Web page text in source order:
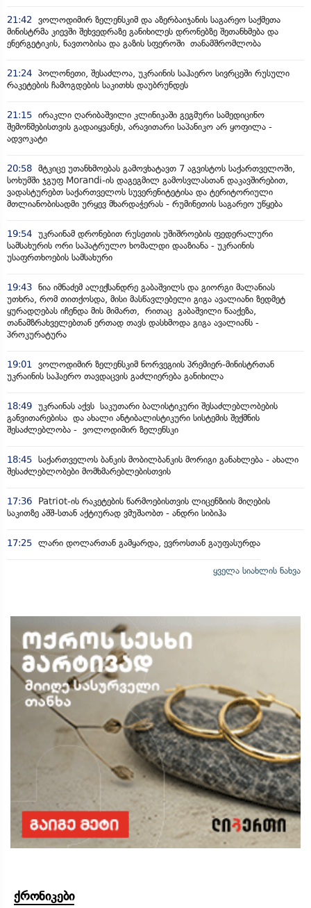
21:42
ვოლოდიმირ ზელენსკიმ და აზერბაიჯანის საგარეო საქმეთა
მინისტრმა კიევში შეხვედრაზე განიხილეს დრონებზე შეთანხმება და
ენერგეტიკის, ნავთობისა და გაზის სფეროში თანამშრომლობა
21:24 პოლონეთი, შესაძლოა, უკრაინის საჰაერო სივრცეში რუსული
რაკეტების ჩამოგდების საკითხს დაუბრუნდეს
21:15 ირაკლი ღარიბაშვილი კლინიკაში გეგმური სამედიცინო
შემოწმებისთვის გადაიყვანეს, არავითარი საპანიკო არ ყოფილა -
ადვოკატი
20:58 მტკიცე უთანხმოებას გამოვხატავთ 7 აგვისტოს საქართველოში,
სოხუმში ჯგუფ Morandi-ის დაგეგმილ გამოსვლასთან დაკავშირებით,
ვადასტურებთ საქართველოს სუვერენიტეტისა და ტერიტორიული
მთლიანობისადმი ურყევ მხარდაჭერას - რუმინეთის საგარეო უწყება
19:54 უკრაინამ დრონებით რუსეთის უშიშროების ფედერალური
სამსახურის ორი საპატრულო ხომალდი დააზიანა - უკრაინის
უსაფრთხოების სამსახური
19:43 ნია იმნაძემ ალექსანდრე გაბაშვილს და გიორგი მალანიას
უთხრა, რომ თითქოსდა, მისი მასწავლებელი გიგა ავალიანი ზედმეტ
ყურადღებას იჩენდა მის მიმართ, რითაც გაბაშვილი წააქეზა,
თანამზრახველებთან ერთად თავს დასხმოდა გიგა ავალიანს -
პროკურატურა
19:01
ვოლოდიმირ ზელენსკიმ ნორვეგიის პრემიერ-მინისტრთან
უკრაინის საჰაერო თავდაცვის გაძლიერება განიხილა
18:49 უკრაინას აქვს საკუთარი ბალისტიკური შესაძლებლობების
განვითარებისა და ახალი ანტიბალისტიკური სისტემის შექმნის
შესაძლებლობა - ვოლოდიმირ ზელენსკი
18:45 საქართველოს ბანკის მობილბანკის მორიგი განახლება - ახალი
შესაძლებლობები მომხმარებლებისთვის
17:36
Patriot-ის რაკეტების წარმოებისთვის ლიცენზიის მიღების
საკითზე აშშ-სთან აქტიურად ვმუშაობთ - ანდრი სიბიჰა
17:25 ლარი დოლართან გამყარდა, ევროსთან გაუფასურდა
ყველა სიახლის ნახვა
ქრონიკები